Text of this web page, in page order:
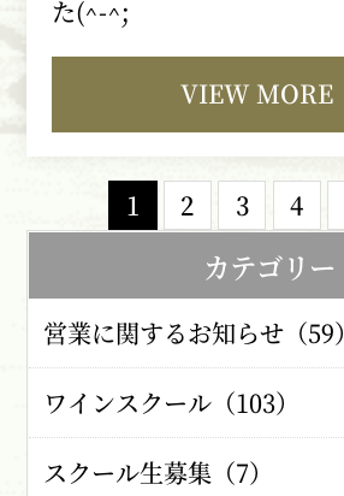
た(^-^;
VIEW MORE
1 2 3 4
カテゴリー
営業に関するお知らせ（59）
ワインスクール（103）
スクール生募集（7）